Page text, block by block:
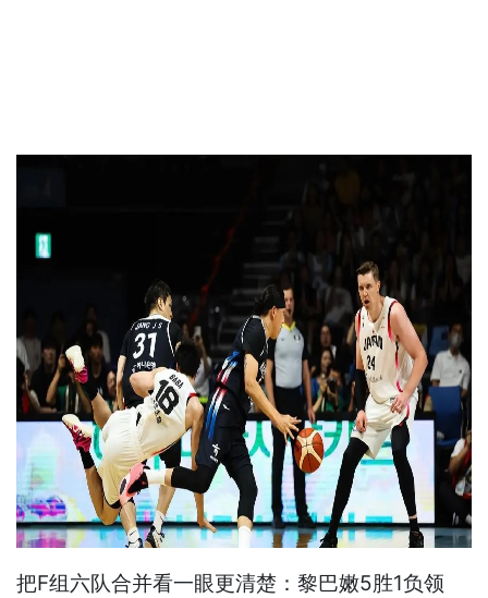
把F组六队合并看一眼更清楚：黎巴嫩5胜1负领